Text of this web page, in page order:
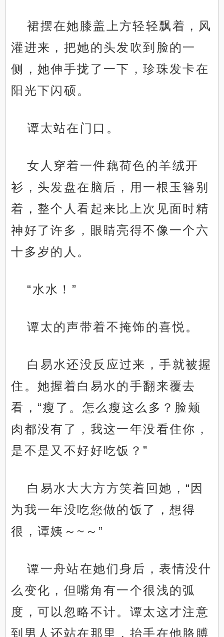
裙摆在她膝盖上方轻轻飘着，风
灌进来，把她的头发吹到脸的一
侧，她伸手拢了一下，珍珠发卡在
阳光下闪硕。
谭太站在门口。
女人穿着一件藕荷色的羊绒开
衫，头发盘在脑后，用一根玉簪别
着，整个人看起来比上次见面时精
神好了许多，眼睛亮得不像一个六
十多岁的人。
“水水！”
谭太的声带着不掩饰的喜悦。
白易水还没反应过来，手就被握
住。她握着白易水的手翻来覆去
看，“瘦了。怎么瘦这么多？脸颊
肉都没有了，我这一年没看住你，
是不是又不好好吃饭？”
白易水大大方方笑着回她，“因
为我一年没吃您做的饭了，想得
很，谭姨～~～”
谭一舟站在她们身后，表情没什
么变化，但嘴角有一个很浅的弧
度，可以忽略不计。谭太这才注意
到男人还站在那里，抬手在他胳膊